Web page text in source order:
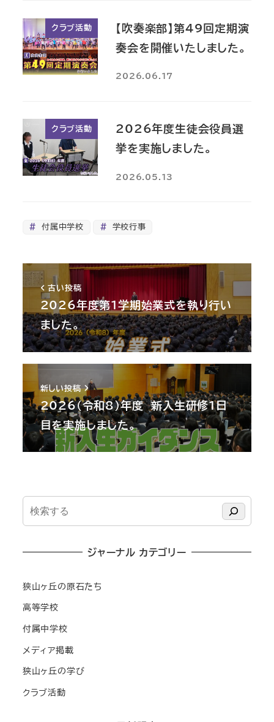
クラブ活動
【吹奏楽部】第49回定期演
奏会を開催いたしました。
2026.06.17
クラブ活動
2026年度生徒会役員選
挙を実施しました。
2026.05.13
付属中学校 学校行事
古い投稿
2026年度第1学期始業式を執り行い
ました。
新しい投稿
2026（令和8）年度 新入生研修1日
目を実施しました。
ジャーナル カテゴリー
狭山ヶ丘の原石たち
高等学校
付属中学校
メディア掲載
狭山ヶ丘の学び
クラブ活動